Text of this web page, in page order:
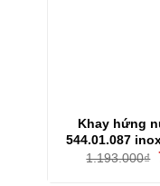
Khay hứng
544.01.087
1.193.000₫